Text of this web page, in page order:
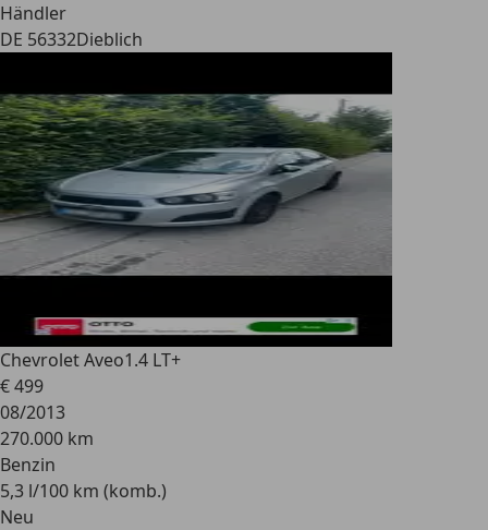
Händler
DE 56332Dieblich
Chevrolet Aveo1.4 LT+
€ 499
08/2013
270.000 km
Benzin
5,3 l/100 km (komb.)
Neu